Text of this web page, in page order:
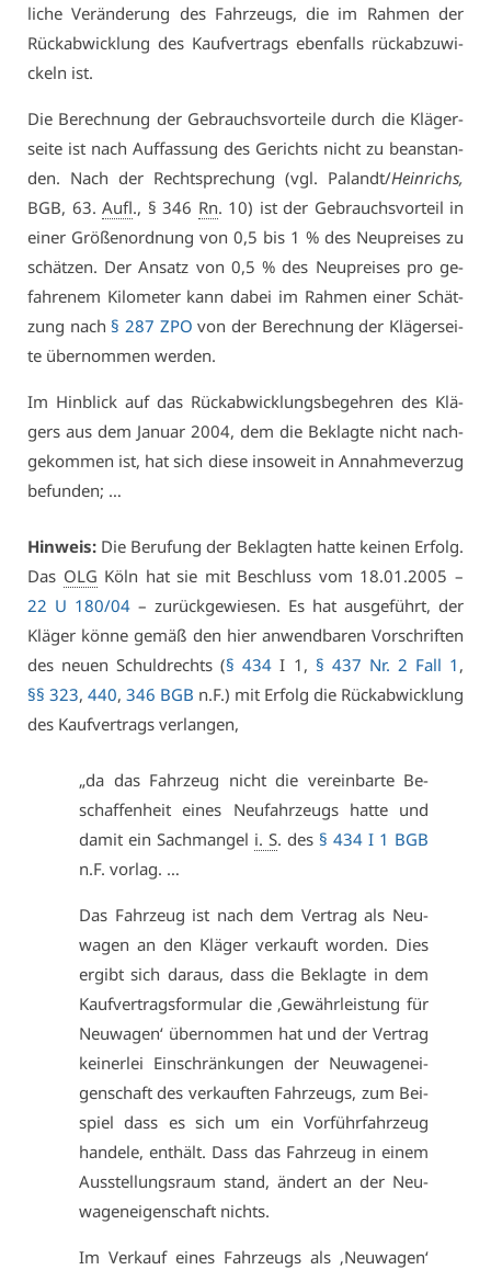
li­che Ver­än­de­rung des Fahr­zeugs, die im Rah­men der
Rück­ab­wick­lung des Kauf­ver­trags eben­falls rück­ab­zu­wi­
ckeln ist.
Die Be­rech­nung der Ge­brauchs­vor­tei­le durch die Klä­ger­
sei­te ist nach Auf­fas­sung des Ge­richts nicht zu be­an­stan­
den. Nach der Recht­spre­chung (vgl. Pa­landt/​Hein­richs,
BGB, 63. Aufl., § 346 Rn. 10) ist der Ge­brauchs­vor­teil in
ei­ner Grö­ßen­ord­nung von 0,5 bis 1 % des Neu­prei­ses zu
schät­zen. Der An­satz von 0,5 % des Neu­prei­ses pro ge­
fah­re­nem Ki­lo­me­ter kann da­bei im Rah­men ei­ner Schät­
zung nach § 287 ZPO von der Be­rech­nung der Klä­ger­sei­
te über­nom­men wer­den.
Im Hin­blick auf das Rück­ab­wick­lungs­be­geh­ren des Klä­
gers aus dem Ja­nu­ar 2004, dem die Be­klag­te nicht nach­
ge­kom­men ist, hat sich die­se in­so­weit in An­nah­me­ver­zug
be­fun­den; …
Hin­weis: Die Be­ru­fung der Be­klag­ten hat­te kei­nen Er­folg.
Das OLG Köln hat sie mit Be­schluss vom 18.01.2005 –
22 U 180/04 – zu­rück­ge­wie­sen. Es hat aus­ge­führt, der
Klä­ger kön­ne ge­mäß den hier an­wend­ba­ren Vor­schrif­ten
des neu­en Schuld­rechts (§ 434 I 1, § 437 Nr. 2 Fall 1 ,
§§ 323, 440, 346 BGB n.F.) mit Er­folg die Rück­ab­wick­lung
des Kauf­ver­trags ver­lan­gen,
„da das Fahr­zeug nicht die ver­ein­bar­te Be­
schaf­fen­heit ei­nes Neu­fahr­zeugs hat­te und
da­mit ein Sach­man­gel i. S. des § 434 I 1 BGB
n.F. vor­lag. …
Das Fahr­zeug ist nach dem Ver­trag als Neu­
wa­gen an den Klä­ger ver­kauft wor­den. Dies
er­gibt sich dar­aus, dass die Be­klag­te in dem
Kauf­ver­trags­for­mu­lar die ‚Ge­währ­leis­tung für
Neu­wa­gen‘ über­nom­men hat und der Ver­trag
kei­ner­lei Ein­schrän­kun­gen der Neu­wa­gen­ei­
gen­schaft des ver­kauf­ten Fahr­zeugs, zum Bei­
spiel dass es sich um ein Vor­führ­fahr­zeug
han­de­le, ent­hält. Dass das Fahr­zeug in ei­nem
Aus­stel­lungs­raum stand, än­dert an der Neu­
wa­gen­ei­gen­schaft nichts.
Im Ver­kauf ei­nes Fahr­zeugs als ‚Neu­wa­gen‘